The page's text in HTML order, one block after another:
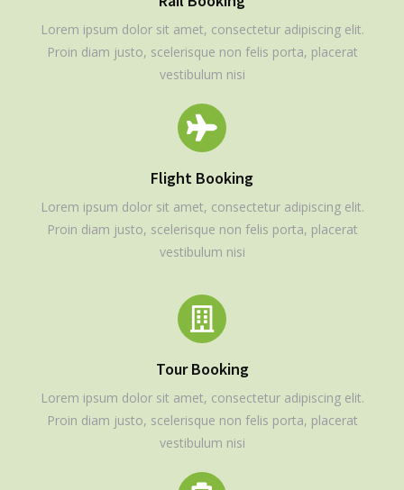
Lorem ipsum dolor sit amet, consectetur adipiscing elit.
Proin diam justo, scelerisque non felis porta, placerat
vestibulum nisi
Flight Booking
Lorem ipsum dolor sit amet, consectetur adipiscing elit.
Proin diam justo, scelerisque non felis porta, placerat
vestibulum nisi
Tour Booking
Lorem ipsum dolor sit amet, consectetur adipiscing elit.
Proin diam justo, scelerisque non felis porta, placerat
vestibulum nisi